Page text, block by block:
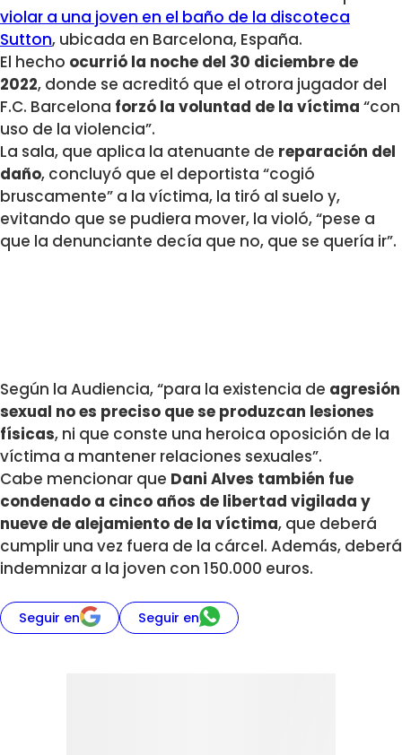
violar a una joven en el baño de la discoteca
Sutton, ubicada en Barcelona, España.
El hecho ocurrió la noche del 30 diciembre de
2022, donde se acreditó que el otrora jugador del
F.C. Barcelona forzó la voluntad de la víctima “con
uso de la violencia”.
La sala, que aplica la atenuante de reparación del
daño, concluyó que el deportista “cogió
bruscamente” a la víctima, la tiró al suelo y,
evitando que se pudiera mover, la violó, “pese a
que la denunciante decía que no, que se quería ir”.
Según la Audiencia, “para la existencia de agresión
sexual no es preciso que se produzcan lesiones
físicas, ni que conste una heroica oposición de la
víctima a mantener relaciones sexuales”.
Cabe mencionar que Dani Alves también fue
condenado a cinco años de libertad vigilada y
nueve de alejamiento de la víctima, que deberá
cumplir una vez fuera de la cárcel. Además, deberá
indemnizar a la joven con 150.000 euros.
Seguir en Seguir en